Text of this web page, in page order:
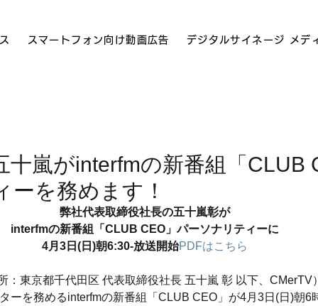
スマートフォン向け動画広告 デジタルサイネージ メデ
十嵐がinterfmの新番組「CLUB
ーを務めます！
弊社代表取締役社長の五十嵐彰が
interfmの新番組「CLUB CEO」パーソナリティーに
4月3日(日)朝6:30-放送開始PDFはこちら
：東京都千代田区 代表取締役社長 五十嵐 彰 以下、CMerTV
ーを務めるinterfmの新番組「CLUB CEO」が4月3日(日)朝6